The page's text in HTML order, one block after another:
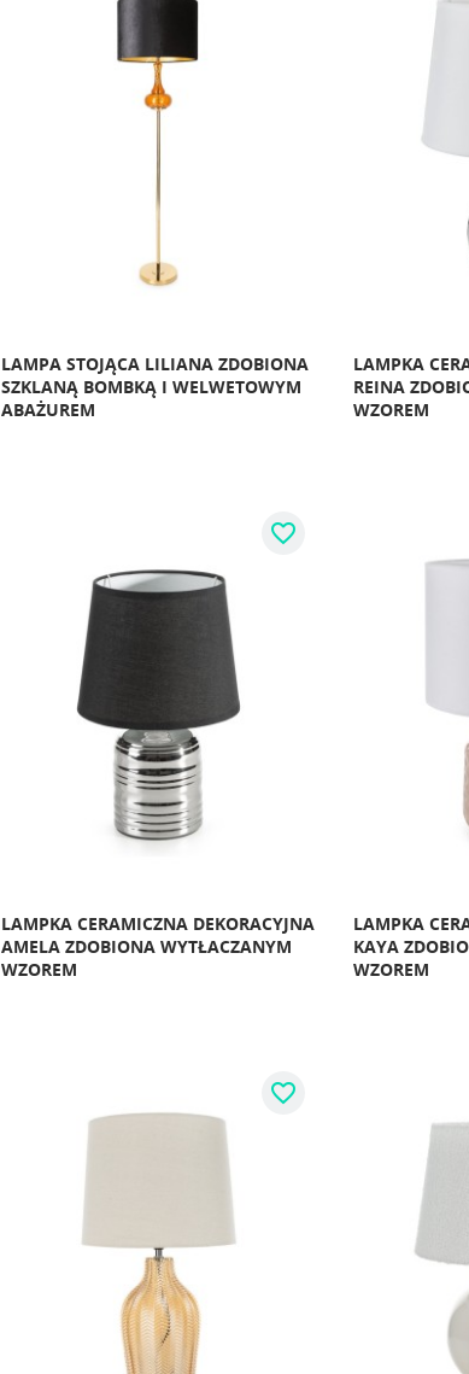
LAMPA STOJĄCA LILIANA ZDOBIONA
SZKLANĄ BOMBKĄ I WELWETOWYM
ABAŻUREM
LAMPKA
REINA
WZOREM
LAMPKA CERAMICZNA DEKORACYJNA
AMELA ZDOBIONA WYTŁACZANYM
WZOREM
favorite_border
LAMPKA
KAYA
WZOREM
favorite_border